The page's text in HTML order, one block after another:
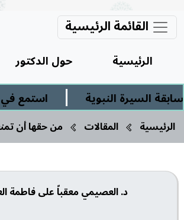
القائمة الرئيسية
الرئيسية حول الدكتور
النبوية
| استمع في
الرئيسية المقالات من حقها أن
د. العصيمي معقباً على فاطمة